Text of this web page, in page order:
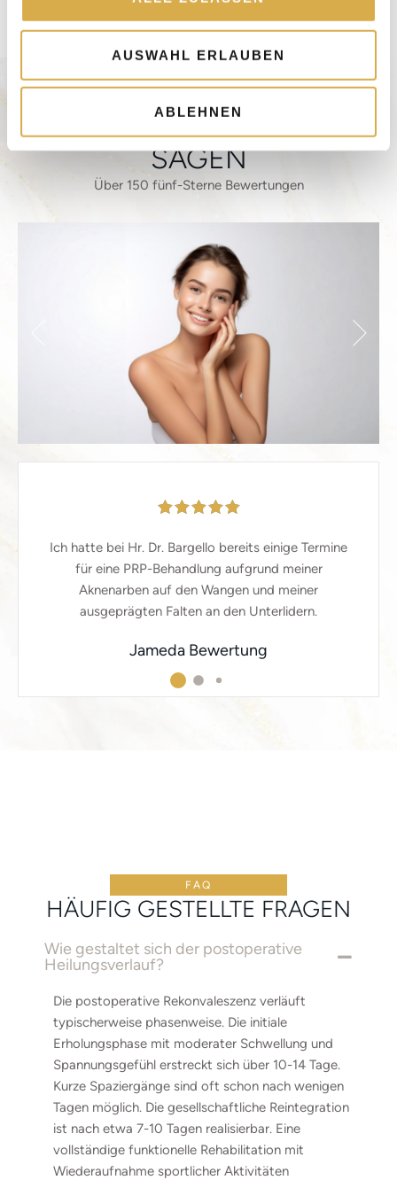
AUSWAHL ERLAUBEN
ABLEHNEN
WAS UNSERE PATIENTEN
SAGEN
Über 150 fünf-Sterne Bewertungen
Ich hatte bei Hr. Dr. Bargello bereits einige Termine
für eine PRP-Behandlung aufgrund meiner
Aknenarben auf den Wangen und meiner
ausgeprägten Falten an den Unterlidern.
Jameda Bewertung
FAQ
HÄUFIG GESTELLTE FRAGEN
Wie gestaltet sich der postoperative
Heilungsverlauf?
Die postoperative Rekonvaleszenz verläuft
typischerweise phasenweise. Die initiale
Erholungsphase mit moderater Schwellung und
Spannungsgefühl erstreckt sich über 10-14 Tage.
Kurze Spaziergänge sind oft schon nach wenigen
Tagen möglich. Die gesellschaftliche Reintegration
ist nach etwa 7-10 Tagen realisierbar. Eine
vollständige funktionelle Rehabilitation mit
Wiederaufnahme sportlicher Aktivitäten